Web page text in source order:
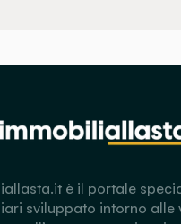
è il portale
sviluppato intorno alle